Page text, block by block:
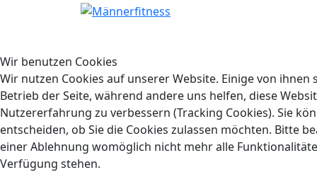
Wir benutzen Cookies
Wir nutzen Cookies auf unserer Website. Einige von ihnen
Betrieb der Seite, während andere uns helfen, diese
Nutzererfahrung zu verbessern (Tracking Cookies). Sie
entscheiden, ob Sie die Cookies zulassen möchten. Bitte
einer Ablehnung womöglich nicht mehr alle
Verfügung stehen.